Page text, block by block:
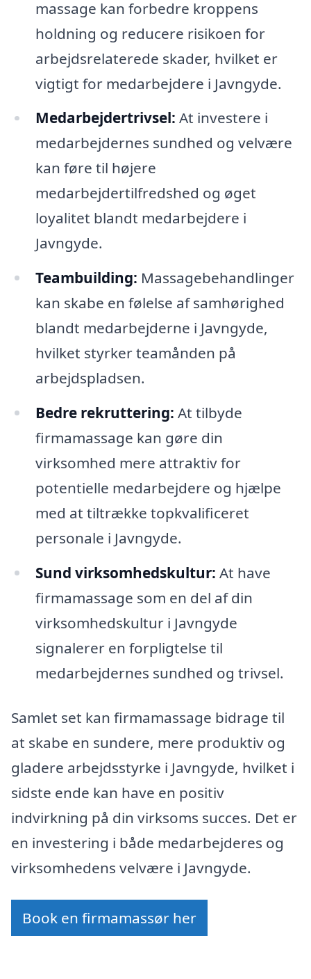
massage kan forbedre kroppens
holdning og reducere risikoen for
arbejdsrelaterede skader, hvilket er
vigtigt for medarbejdere i Javngyde.
Medarbejdertrivsel: At investere i
medarbejdernes sundhed og velvære
kan føre til højere
medarbejdertilfredshed og øget
loyalitet blandt medarbejdere i
Javngyde.
Teambuilding: Massagebehandlinger
kan skabe en følelse af samhørighed
blandt medarbejderne i Javngyde,
hvilket styrker teamånden på
arbejdspladsen.
Bedre rekruttering: At tilbyde
firmamassage kan gøre din
virksomhed mere attraktiv for
potentielle medarbejdere og hjælpe
med at tiltrække topkvalificeret
personale i Javngyde.
Sund virksomhedskultur: At have
firmamassage som en del af din
virksomhedskultur i Javngyde
signalerer en forpligtelse til
medarbejdernes sundhed og trivsel.
Samlet set kan firmamassage bidrage til
at skabe en sundere, mere produktiv og
gladere arbejdsstyrke i Javngyde, hvilket i
sidste ende kan have en positiv
indvirkning på din virksoms succes. Det er
en investering i både medarbejderes og
virksomhedens velvære i Javngyde.
Book en firmamassør her